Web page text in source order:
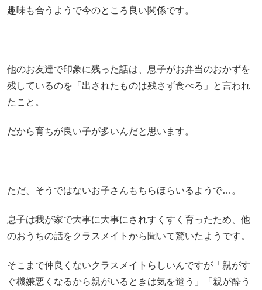
趣味も合うようで今のところ良い関係です。
他のお友達で印象に残った話は、息子がお弁当のおかずを
残しているのを「出されたものは残さず食べろ」と言われ
たこと。
だから育ちが良い子が多いんだと思います。
ただ、そうではないお子さんもちらほらいるようで…。
息子は我が家で大事に大事にされすくすく育ったため、他
のおうちの話をクラスメイトから聞いて驚いたようです。
そこまで仲良くないクラスメイトらしいんですが「親がす
ぐ機嫌悪くなるから親がいるときは気を遣う」「親が酔う